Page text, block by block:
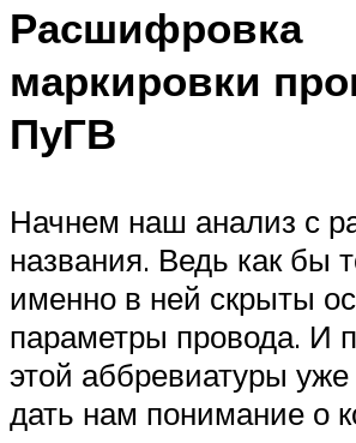
Расшифровка
маркировки
ПуГВ
Начнем наш анализ с
названия. Ведь как бы
именно в ней скрыты
параметры провода. И
этой аббревиатуры
дать нам понимание о